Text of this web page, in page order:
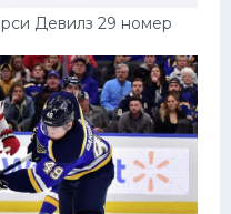
Девилз 29 номер